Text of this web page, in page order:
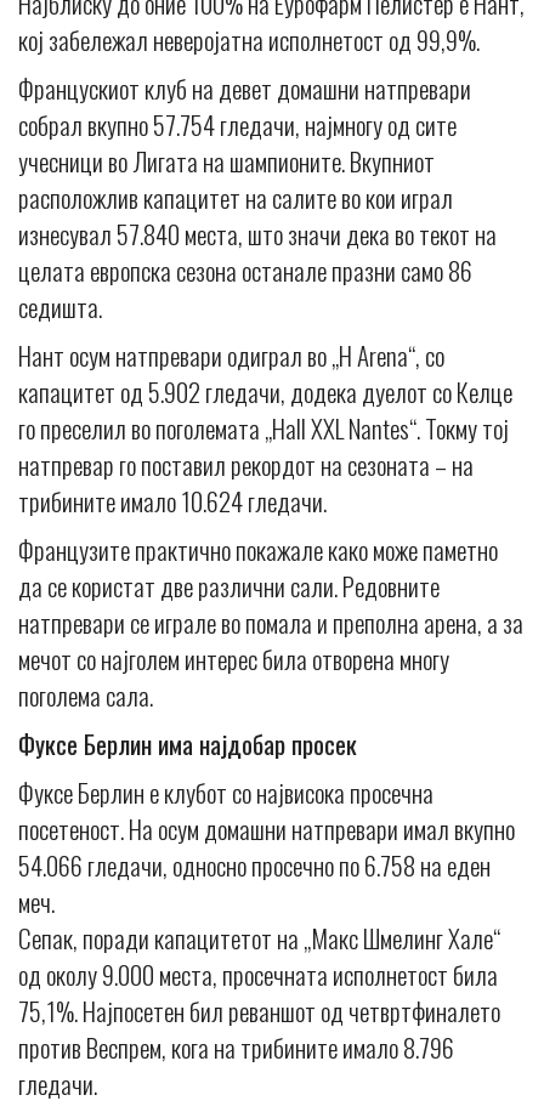
кој забележал неверојатна исполнетост од 99,9%.
Францускиот клуб на девет домашни натпревари
собрал вкупно 57.754 гледачи, најмногу од сите
учесници во Лигата на шампионите. Вкупниот
расположлив капацитет на салите во кои играл
изнесувал 57.840 места, што значи дека во текот на
целата европска сезона останале празни само 86
седишта.
Нант осум натпревари одиграл во „H Arena“, со
капацитет од 5.902 гледачи, додека дуелот со Келце
го преселил во поголемата „Hall XXL Nantes“. Токму тој
натпревар го поставил рекордот на сезоната – на
трибините имало 10.624 гледачи.
Французите практично покажале како може паметно
да се користат две различни сали. Редовните
натпревари се играле во помала и преполна арена, а за
мечот со најголем интерес била отворена многу
поголема сала.
Фуксе Берлин има најдобар просек
Фуксе Берлин е клубот со највисока просечна
посетеност. На осум домашни натпревари имал вкупно
54.066 гледачи, односно просечно по 6.758 на еден
меч.
Сепак, поради капацитетот на „Макс Шмелинг Хале“
од околу 9.000 места, просечната исполнетост била
75,1%. Најпосетен бил реваншот од четвртфиналето
против Веспрем, кога на трибините имало 8.796
гледачи.